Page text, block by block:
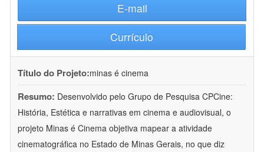
E-mail
Currículo
Título do Projeto:minas é cinema
Resumo: Desenvolvido pelo Grupo de Pesquisa CPCine:
História, Estética e narrativas em cinema e audiovisual, o
projeto Minas é Cinema objetiva mapear a atividade
cinematográfica no Estado de Minas Gerais, no que diz